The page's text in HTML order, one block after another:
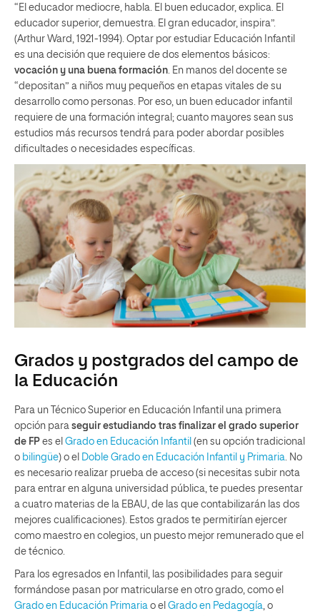
“El educador mediocre, habla. El buen educador, explica. El
educador superior, demuestra. El gran educador, inspira”.
(Arthur Ward, 1921-1994). Optar por estudiar Educación Infantil
es una decisión que requiere de dos elementos básicos:
vocación y una buena formación . En manos del docente se
“depositan” a niños muy pequeños en etapas vitales de su
desarrollo como personas. Por eso, un buen educador infantil
requiere de una formación integral; cuanto mayores sean sus
estudios más recursos tendrá para poder abordar posibles
dificultades o necesidades específicas.
Grados y postgrados del campo de
la Educación
Para un Técnico Superior en Educación Infantil una primera
opción para seguir estudiando tras finalizar el grado superior
de FP es el Grado en Educación Infantil (en su opción tradicional
o bilingüe) o el Doble Grado en Educación Infantil y Primaria. No
es necesario realizar prueba de acceso (si necesitas subir nota
para entrar en alguna universidad pública, te puedes presentar
a cuatro materias de la EBAU, de las que contabilizarán las dos
mejores cualificaciones). Estos grados te permitirían ejercer
como maestro en colegios, un puesto mejor remunerado que el
de técnico.
Para los egresados en Infantil, las posibilidades para seguir
formándose pasan por matricularse en otro grado, como el
Grado en Educación Primaria o el Grado en Pedagogía, o